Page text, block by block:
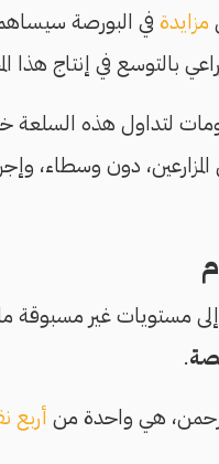
مزايدةفي البورصة سيساهم
بالتوسع في إنتاج هذا
هذه السلعة خلال 2020 عن
دون وسطاء،
مستويات غير
.
هي واحدة من أربع